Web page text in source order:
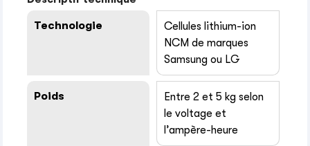
Technologie
Cellules lithium-ion
NCM de marques
Samsung ou LG
Poids
Entre 2 et 5 kg selon
le voltage et
l’ampère-heure